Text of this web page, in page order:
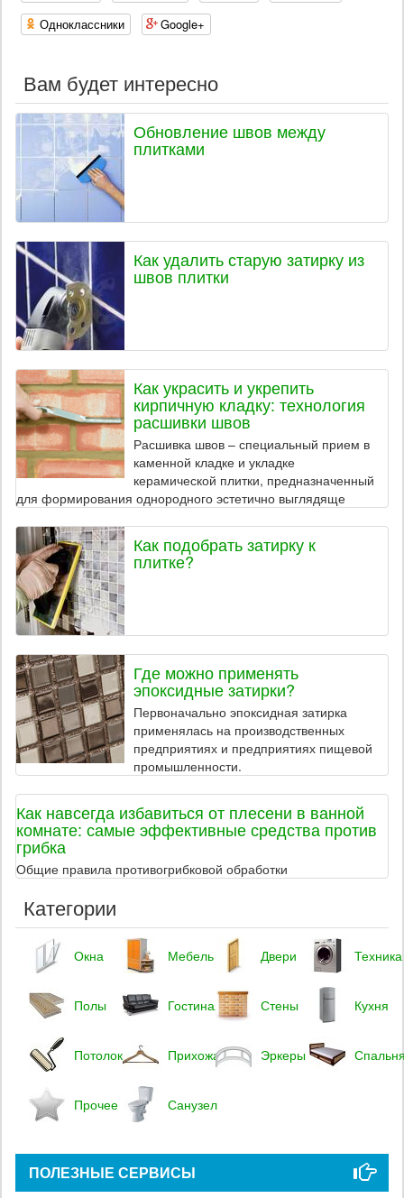
Одноклассники Google+
Вам будет интересно
Обновление швов между
плитками
Как удалить старую затирку из
швов плитки
Как украсить и укрепить
кирпичную кладку: технология
расшивки швов
Расшивка швов – специальный прием в
каменной кладке и укладке
керамической плитки, предназначенный
для формирования однородного эстетично выглядяще
Как подобрать затирку к
плитке?
Где можно применять
эпоксидные затирки?
Первоначально эпоксидная затирка
применялась на производственных
предприятиях и предприятиях пищевой
промышленности.
Как навсегда избавиться от плесени в ванной
комнате: самые эффективные средства против
грибка
Общие правила противогрибковой обработки
Категории
Окна Мебель Двери Техника
Полы Гостиная Стены Кухня
Потолок Прихожая Эркеры
Прочее Санузел
ПОЛЕЗНЫЕ СЕРВИСЫ